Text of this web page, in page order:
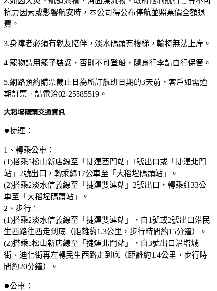
抗力因素或影響航安時，本公司得公布停航並照票價全額退
費。
3.身障者必須有親友陪伴，淡水碼頭有樓梯，輪椅無法上岸。
4.寵物請用籠子裝妥，否則不可登船，隨身行李請自行保管。
5.網路預約購票截止日為所訂航班日期的3天前，客戶如需逾
期訂票，請電洽02-25585519。
大稻埕碼頭交通資訊
●捷運：
1、轉乘公車：
(1)搭乘3松山新店線至「捷運西門站」1號出口或「捷運北門
站」2號出口，轉乘綠17公車至「大稻埕碼頭站」。
(2)搭乘2淡水信義線至「捷運雙連站」2號出口，轉乘紅33公
車至「大稻埕碼頭站」。
2、步行：
(1)搭乘2淡水信義線至「捷運雙連站」，自1號或2號出口沿民
生西路往西走到底（距離約1.3公里，步行時間約15分鐘）。
(2)搭乘3松山新店線至「捷運北門站」，自3號出口沿塔城
街、迪化街再左轉民生西路走到底（距離約1.4公里，步行時
間約20分鐘）。
●公車：